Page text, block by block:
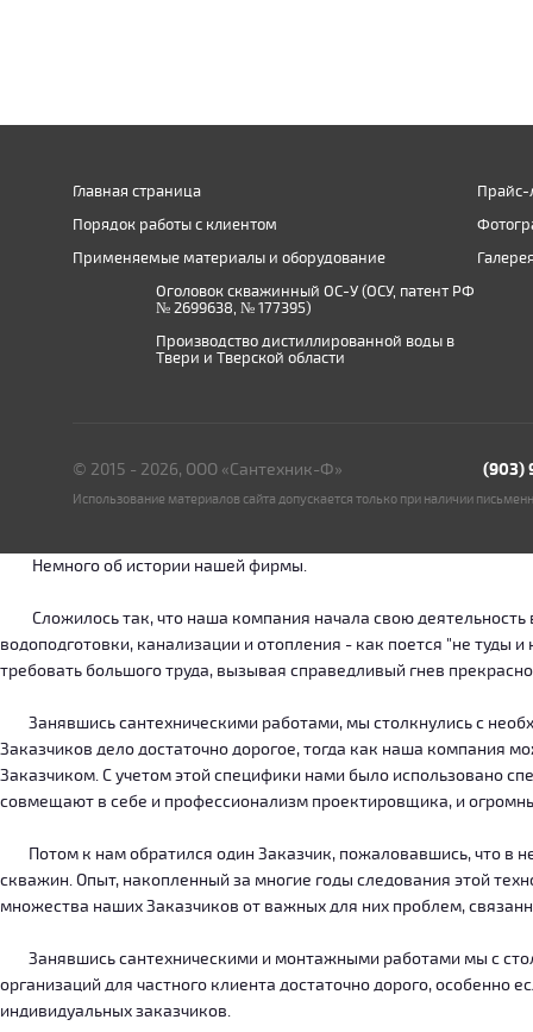
Главная страница
Порядок работы с клиентом
Применяемые материалы и оборудование
Прайс-
Оголовок скважинный ОС-У (ОСУ, патент РФ
№ 2699638, № 177395)
Производство дистиллированной воды в
Твери и Тверской области
© 2015 - 2026, ООО «Сантехник-Ф» (903)
Использование материалов сайта допускается только при наличии
Немного об истории нашей фирмы.
Сложилось так, что наша компания начала свою деятельность
водоподготовки, канализации и отопления - как поется "не
требовать большого труда, вызывая справедливый гнев
Занявшись сантехническими работами, мы столкнулись с
Заказчиков дело достаточно дорогое, тогда как наша компания
Заказчиком. С учетом этой специфики нами было использовано
совмещают в себе и профессионализм проектировщика, и
Потом к нам обратился один Заказчик, пожаловавшись, что в
скважин. Опыт, накопленный за многие годы следования этой
множества наших Заказчиков от важных для них проблем,
Занявшись сантехническими и монтажными работами мы с
организаций для частного клиента достаточно дорого, особенно
индивидуальных заказчиков.